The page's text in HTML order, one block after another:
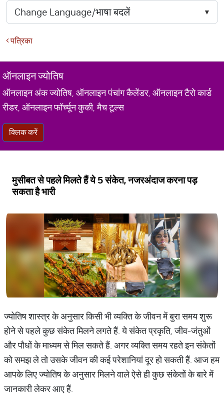
पत्रिका
ऑनलाइन ज्योतिष
ऑनलाइन अंक ज्योतिष, ऑनलाइन पंचांग कैलेंडर, ऑनलाइन टैरो कार्ड
रीडर, ऑनलाइन फॉर्च्यून कुकी, मैच टूल्स
क्लिक करें
मुसीबत से पहले मिलते हैं ये 5 संकेत, नजरअंदाज करना पड़
सकता है भारी
ज्योतिष शास्त्र के अनुसार किसी भी व्यक्ति के जीवन में बुरा समय शुरू
होने से पहले कुछ संकेत मिलने लगते हैं. ये संकेत प्रकृति, जीव-जंतुओं
और पौधों के माध्यम से मिल सकते हैं. अगर व्यक्ति समय रहते इन संकेतों
को समझ ले तो उसके जीवन की कई परेशानियां दूर हो सकती हैं. आज हम
आपके लिए ज्योतिष के अनुसार मिलने वाले ऐसे ही कुछ संकेतों के बारे में
जानकारी लेकर आए हैं.